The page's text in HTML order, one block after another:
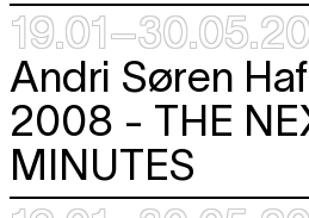
Andri Søren
2008 - THE
MINUTES